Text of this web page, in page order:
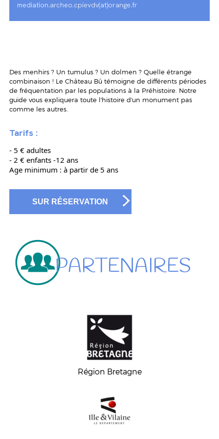
mediation.archeo.cpievdv(at)orange.fr
Des menhirs ? Un tumulus ? Un dolmen ? Quelle étrange
combinaison ! Le Château Bû témoigne de différents périodes
de fréquentation par les populations à la Préhistoire. Notre
guide vous expliquera toute l'histoire d'un monument pas
comme les autres.
Tarifs :
- 5 € adultes
- 2 € enfants -12 ans
Age minimum : à partir de 5 ans
SUR RÉSERVATION
PARTENAIRES
Région Bretagne